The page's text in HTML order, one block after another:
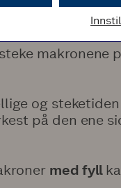
makronene
. –
makronene
og
på den ene
med fyll